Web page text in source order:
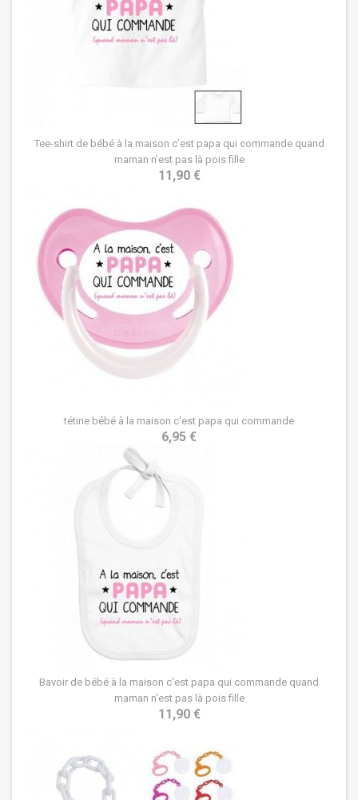
Tee-shirt de bébé à la maison c’est papa qui commande quand
maman n’est pas là pois fille
11,90 €
tétine bébé à la maison c'est papa qui commande
6,95 €
Bavoir de bébé à la maison c’est papa qui commande quand
maman n’est pas là pois fille
11,90 €